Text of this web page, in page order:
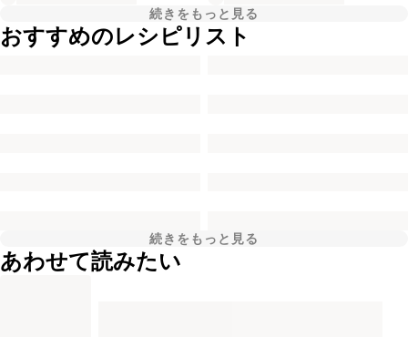
続きをもっと見る
おすすめのレシピリスト
続きをもっと見る
あわせて読みたい